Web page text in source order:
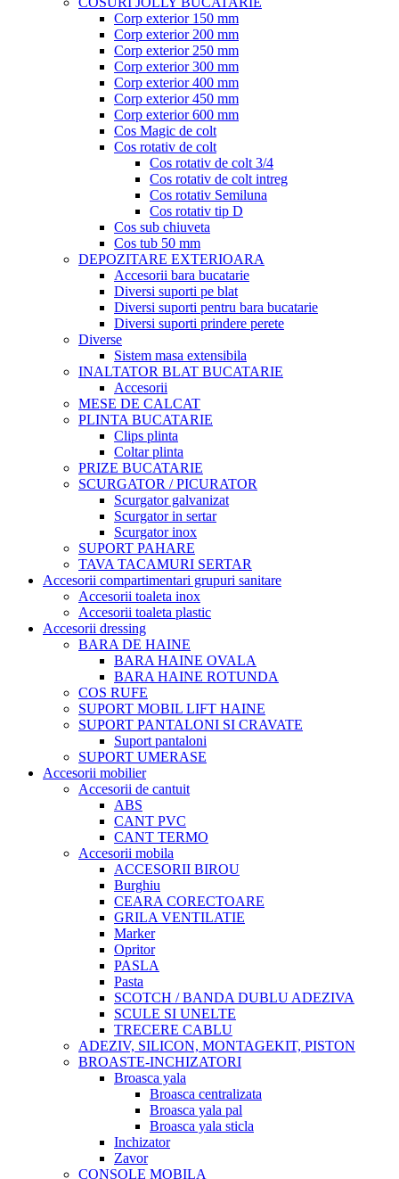
Corp exterior 150 mm
Corp exterior 200 mm
Corp exterior 250 mm
Corp exterior 300 mm
Corp exterior 400 mm
Corp exterior 450 mm
Corp exterior 600 mm
Cos Magic de colt
Cos rotativ de colt
Cos rotativ de colt 3/4
Cos rotativ de colt intreg
Cos rotativ Semiluna
Cos rotativ tip D
Cos sub chiuveta
Cos tub 50 mm
DEPOZITARE EXTERIOARA
Accesorii bara bucatarie
Diversi suporti pe blat
Diversi suporti pentru bara bucatarie
Diversi suporti prindere perete
Diverse
Sistem masa extensibila
INALTATOR BLAT BUCATARIE
Accesorii
MESE DE CALCAT
PLINTA BUCATARIE
Clips plinta
Coltar plinta
PRIZE BUCATARIE
SCURGATOR / PICURATOR
Scurgator galvanizat
Scurgator in sertar
Scurgator inox
SUPORT PAHARE
TAVA TACAMURI SERTAR
Accesorii compartimentari grupuri sanitare
Accesorii toaleta inox
Accesorii toaleta plastic
Accesorii dressing
BARA DE HAINE
BARA HAINE OVALA
BARA HAINE ROTUNDA
COS RUFE
SUPORT MOBIL LIFT HAINE
SUPORT PANTALONI SI CRAVATE
Suport pantaloni
SUPORT UMERASE
Accesorii mobilier
Accesorii de cantuit
ABS
CANT PVC
CANT TERMO
Accesorii mobila
ACCESORII BIROU
Burghiu
CEARA CORECTOARE
GRILA VENTILATIE
Marker
Opritor
PASLA
Pasta
SCOTCH / BANDA DUBLU ADEZIVA
SCULE SI UNELTE
TRECERE CABLU
ADEZIV, SILICON, MONTAGEKIT, PISTON
BROASTE-INCHIZATORI
Broasca yala
Broasca centralizata
Broasca yala pal
Broasca yala sticla
Inchizator
Zavor
CONSOLE MOBILA